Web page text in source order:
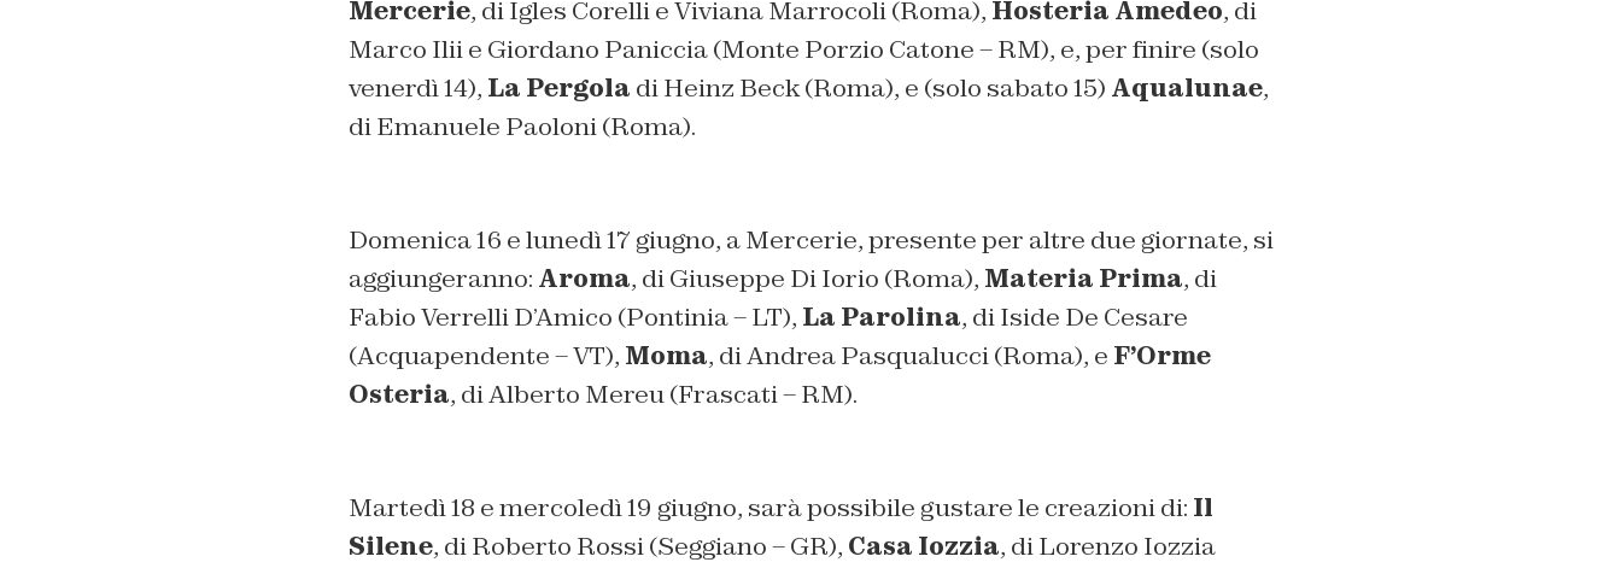
Mercerie, di Igles Corelli e Viviana Marrocoli (Roma), Hosteria Amedeo, di
Marco Ilii e Giordano Paniccia (Monte Porzio Catone – RM), e, per finire (solo
venerdì 14), La Pergola di Heinz Beck (Roma), e (solo sabato 15) Aqualunae,
di Emanuele Paoloni (Roma).
Domenica 16 e lunedì 17 giugno, a Mercerie, presente per altre due giornate, si
aggiungeranno: Aroma, di Giuseppe Di Iorio (Roma), Materia Prima, di
Fabio Verrelli D’Amico (Pontinia – LT), La Parolina, di Iside De Cesare
(Acquapendente – VT), Moma, di Andrea Pasqualucci (Roma), e F’Orme
Osteria, di Alberto Mereu (Frascati – RM).
Martedì 18 e mercoledì 19 giugno, sarà possibile gustare le creazioni di: Il
Silene, di Roberto Rossi (Seggiano – GR), Casa Iozzia, di Lorenzo Iozzia